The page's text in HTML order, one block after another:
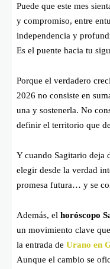
Puede que este mes
y compromiso, entre
independencia y
Es el puente hacia tu
Porque el verdadero
2026 no consiste en
una y sostenerla. No
definir el territorio que
Y cuando Sagitario deja
elegir desde la verdad
promesa futura… y se
Además, el horóscopo
un movimiento clave
la entrada de Urano en
Aunque el cambio se